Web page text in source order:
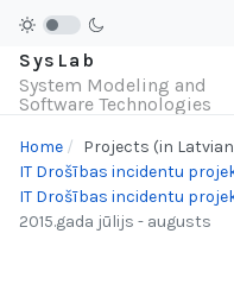
SysLab
System Modeling and
Software Technologies
Home Projects (in
IT Drošības incidentu
IT Drošības incidentu
2015.gada jūlijs - augusts